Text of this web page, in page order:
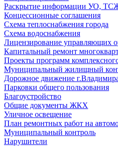
Раскрытие информации УО,
Концессионные соглашения
Схема теплоснабжения города
Схема водоснабжения
Лицензирование управляющих
Капитальный ремонт
Проекты программ
Муниципальный жилищный
Дорожное движение
Парковки общего пользования
Благоустройство
Общие документы ЖКХ
Уличное освещение
План ремонтных работ на
Муниципальный контроль
Нарушители